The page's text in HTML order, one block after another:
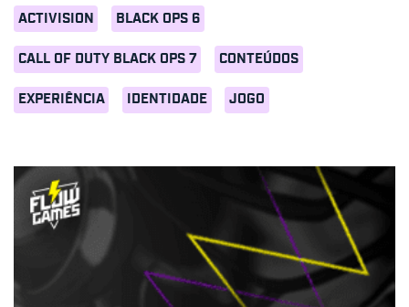
ACTIVISION BLACK OPS 6
CALL OF DUTY BLACK OPS 7 CONTEÚDOS
EXPERIÊNCIA IDENTIDADE JOGO